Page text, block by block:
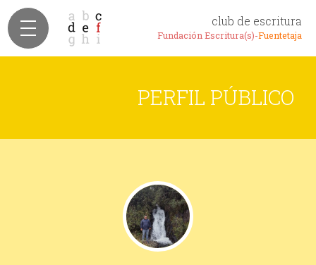
club de escritura
Fundación Escritura(s)-Fuentetaja
PERFIL PÚBLICO